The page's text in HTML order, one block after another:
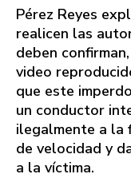
Pérez Reyes
realicen las
deben
video
que este
un conductor
ilegalmente a la
de velocidad y
a la víctima.